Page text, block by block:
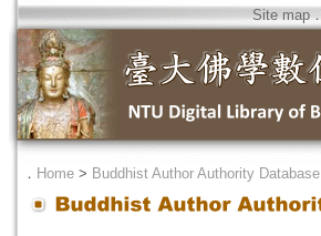
Site map
． Home > Buddhist Author Authority Database